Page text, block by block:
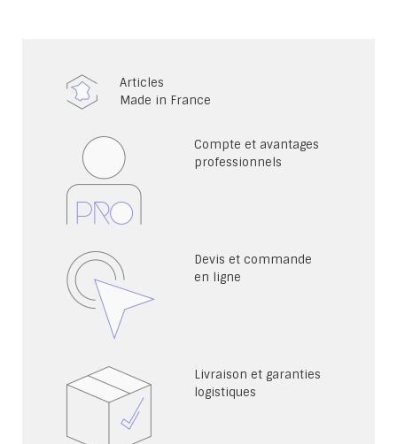
Articles
Made in France
Compte et avantages
professionnels
Devis et commande
en ligne
Livraison et garanties
logistiques